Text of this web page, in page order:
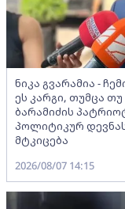
ნიკა გვარამია -
ეს კარგი, თუმცა
ბარამიძის
პოლიტიკურ
მტკიცება
2026/08/07 14:15